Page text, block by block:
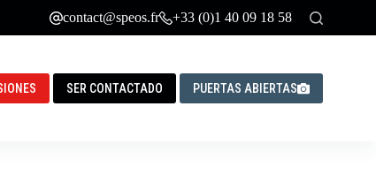
contact@speos.fr +33 (0)1 40 09 18 58
SER CONTACTADO PUERTAS ABIERTAS